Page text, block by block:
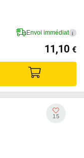
Envoi immédiat i
11,10 €
15